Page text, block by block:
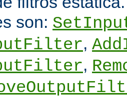
son:
,
,